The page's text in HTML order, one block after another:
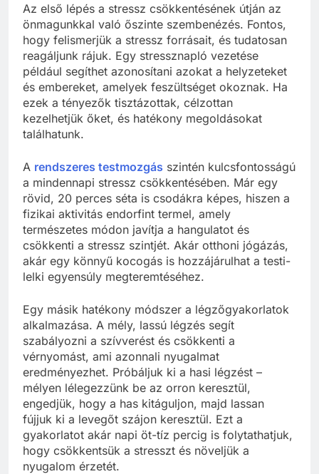
Az első lépés a stressz csökkentésének útján az
önmagunkkal való őszinte szembenézés. Fontos,
hogy felismerjük a stressz forrásait, és tudatosan
reagáljunk rájuk. Egy stressznapló vezetése
például segíthet azonosítani azokat a helyzeteket
és embereket, amelyek feszültséget okoznak. Ha
ezek a tényezők tisztázottak, célzottan
kezelhetjük őket, és hatékony megoldásokat
találhatunk.
A rendszeres testmozgás szintén kulcsfontosságú
a mindennapi stressz csökkentésében. Már egy
rövid, 20 perces séta is csodákra képes, hiszen a
fizikai aktivitás endorfint termel, amely
természetes módon javítja a hangulatot és
csökkenti a stressz szintjét. Akár otthoni jógázás,
akár egy könnyű kocogás is hozzájárulhat a testi-
lelki egyensúly megteremtéséhez.
Egy másik hatékony módszer a légzőgyakorlatok
alkalmazása. A mély, lassú légzés segít
szabályozni a szívverést és csökkenti a
vérnyomást, ami azonnali nyugalmat
eredményezhet. Próbáljuk ki a hasi légzést –
mélyen lélegezzünk be az orron keresztül,
engedjük, hogy a has kitáguljon, majd lassan
fújjuk ki a levegőt szájon keresztül. Ezt a
gyakorlatot akár napi öt-tíz percig is folytathatjuk,
hogy csökkentsük a stresszt és növeljük a
nyugalom érzetét.